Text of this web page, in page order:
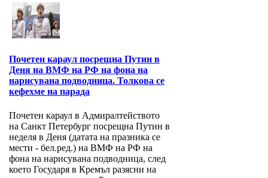
Почетен караул посрещна Путин в
Деня на ВМФ на РФ на фона на
нарисувана подводница. Толкова се
кефехме на парада
Почетен караул в Адмиралтейството
на Санкт Петербург посрещна Путин в
неделя в Деня (датата на празника се
мести - бел.ред.) на ВМФ на РФ на
фона на нарисувана подводница, след
което Государя в Кремъл разясни на